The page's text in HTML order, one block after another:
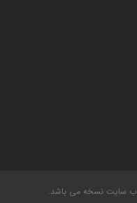
سایت نسخه می باشد.